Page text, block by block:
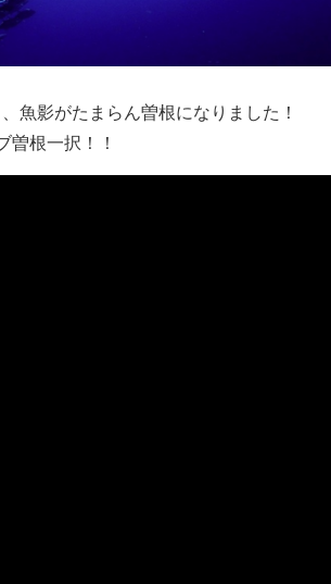
魚影がたまらん曽根になりました！
曽根一択！！